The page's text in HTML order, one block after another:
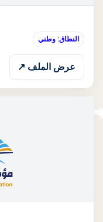
النطاق: وطني
عرض الملف ↗